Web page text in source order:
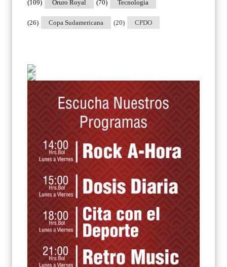
Oruro Royal
(109) Tecnologia
(70)
Copa Sudamericana
(26) CPDO
(20)